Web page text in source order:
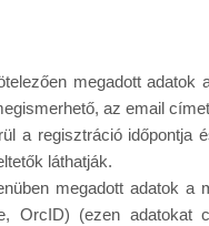
megadott
az email
a regisztráció időpontja
láthatják.
megadott adatok a
OrcID) (ezen adatokat